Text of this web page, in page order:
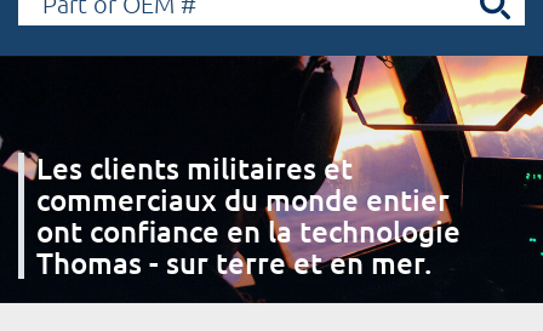
Les clients militaires et
commerciaux du monde entier
ont confiance en la technologie
Thomas - sur terre et en mer.